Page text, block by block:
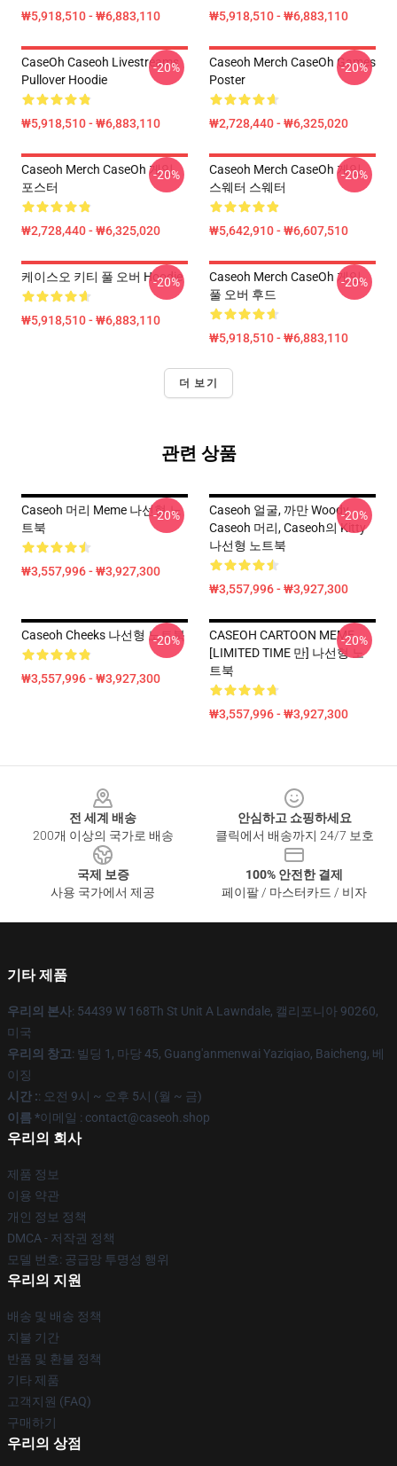
₩5,918,510 - ₩6,883,110 ₩5,918,510 - ₩6,883,110
CaseOh Caseoh Livestreams
Pullover Hoodie
₩5,918,510 - ₩6,883,110
-20%
Caseoh Merch CaseOh Games
Poster
₩2,728,440 - ₩6,325,020
-20%
Caseoh Merch CaseOh 게임
포스터
₩2,728,440 - ₩6,325,020
-20%
Caseoh Merch CaseOh 게임
스웨터 스웨터
₩5,642,910 - ₩6,607,510
-20%
케이스오 키티 풀 오버 Hoodie
₩5,918,510 - ₩6,883,110
-20%
Caseoh Merch CaseOh 게임
풀 오버 후드
₩5,918,510 - ₩6,883,110
-20%
더 보기
관련 상품
Caseoh 머리 Meme 나선형 노
트북
₩3,557,996 - ₩3,927,300
-20%
Caseoh 얼굴, 까만 Woody,
Caseoh 머리, Caseoh의 Kitty
나선형 노트북
₩3,557,996 - ₩3,927,300
-20%
Caseoh Cheeks 나선형 노트북
₩3,557,996 - ₩3,927,300
-20%
CASEOH CARTOON MEME
[LIMITED TIME 만] 나선형 노
트북
₩3,557,996 - ₩3,927,300
-20%
전 세계 배송
200개 이상의 국가로 배송
안심하고 쇼핑하세요
클릭에서 배송까지 24/7 보호
국제 보증
사용 국가에서 제공
100% 안전한 결제
페이팔 / 마스터카드 / 비자
기타 제품
우리의 본사: 54439 W 168Th St Unit A Lawndale, 캘리포니아 90260,
미국
우리의 창고: 빌딩 1, 마당 45, Guang'anmenwai Yaziqiao, Baicheng, 베
이징
시간 :: 오전 9시 ~ 오후 5시 (월 ~ 금)
이름 *이메일 : contact@caseoh.shop
우리의 회사
제품 정보
이용 약관
개인 정보 정책
DMCA - 저작권 정책
모델 번호: 공급망 투명성 행위
우리의 지원
배송 및 배송 정책
지불 기간
반품 및 환불 정책
기타 제품
고객지원 (FAQ)
구매하기
우리의 상점